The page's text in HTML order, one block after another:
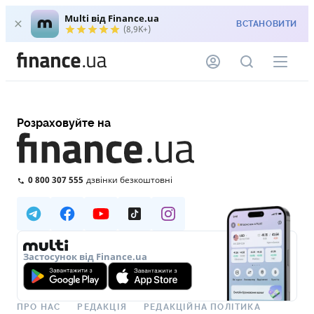
Multi від Finance.ua
(8,9K+) ВСТАНОВИТИ
Розраховуйте на
0 800 307 555 дзвінки безкоштовні
Застосунок від Finance.ua
ПРО НАС РЕДАКЦІЯ РЕДАКЦІЙНА ПОЛІТИКА